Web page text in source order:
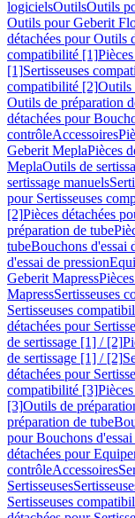
logicielsOutilsOutils
Outils pour Geberit
détachées pour Outils
compatibilité [1]
[1]Sertisseuses
compatibilité [2]Outils
Outils de préparation
détachées pour
contrôleAccessoires
Geberit MeplaPièces
MeplaOutils de
sertissage manuels
pour Sertisseuses
[2]Pièces détachées
préparation de tube
tubeBouchons d'essai
d'essai de pression
Geberit Mapress
MapressSertisseuses
Sertisseuses
détachées pour
de sertissage [1] / [2]
de sertissage [1] / [2]
détachées pour
compatibilité [3]
[3]Outils de
préparation de tube
pour Bouchons d'essai
détachées pour
contrôleAccessoires
Sertisseuses
Sertisseuses